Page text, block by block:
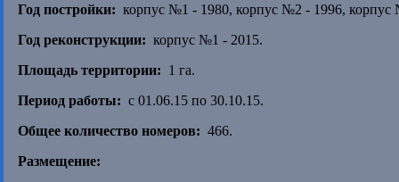
Год постройки: корпус №1 - 1980, корпус №2 - 1996, корпус
Год реконструкции: корпус №1 - 2015.
Площадь территории: 1 га.
Период работы: с 01.06.15 по 30.10.15.
Общее количество номеров: 466.
Размещение: